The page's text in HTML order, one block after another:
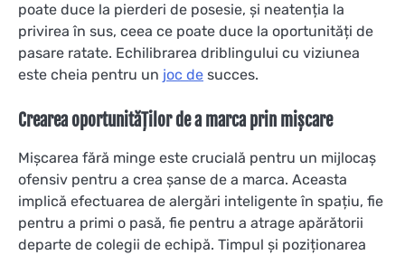
poate duce la pierderi de posesie, și neatenția la
privirea în sus, ceea ce poate duce la oportunități de
pasare ratate. Echilibrarea driblingului cu viziunea
este cheia pentru un joc de succes.
Crearea oportunităților de a marca prin mișcare
Mișcarea fără minge este crucială pentru un mijlocaș
ofensiv pentru a crea șanse de a marca. Aceasta
implică efectuarea de alergări inteligente în spațiu, fie
pentru a primi o pasă, fie pentru a atrage apărătorii
departe de colegii de echipă. Timpul și poziționarea